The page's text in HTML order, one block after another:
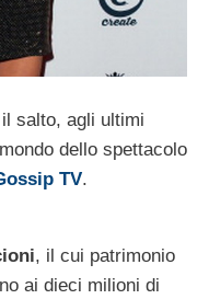
salto, agli ultimi
dello spettacolo
TV.
, il cui patrimonio
ai dieci milioni di